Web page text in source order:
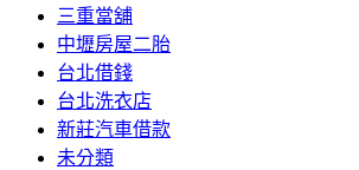
三重當舖
中壢房屋二胎
台北借錢
台北洗衣店
新莊汽車借款
未分類